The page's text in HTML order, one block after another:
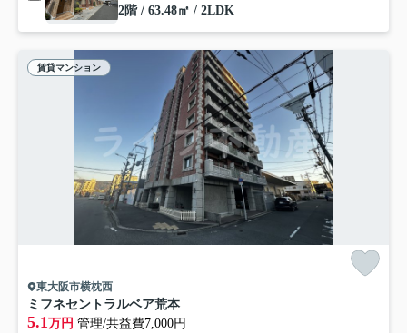
2階 / 63.48㎡ / 2LDK
賃貸マンション
東大阪市横枕西
ミフネセントラルベア荒本
5.1万円 管理/共益費7,000円